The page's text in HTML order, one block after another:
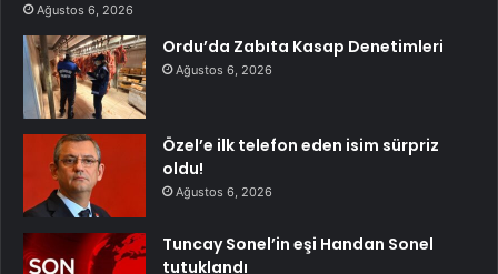
Ağustos 6, 2026
Ordu’da Zabıta Kasap Denetimleri
Ağustos 6, 2026
Özel’e ilk telefon eden isim sürpriz
oldu!
Ağustos 6, 2026
Tuncay Sonel’in eşi Handan Sonel
tutuklandı